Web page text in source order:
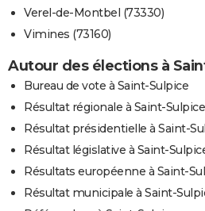
Verel-de-Montbel (73330)
Vimines (73160)
Autour des élections à
Bureau de vote à Saint-Sulpice
Résultat régionale à Saint-Sulpice
Résultat présidentielle à Saint-
Résultat législative à Saint-
Résultats européenne à Saint-
Résultat municipale à Saint-